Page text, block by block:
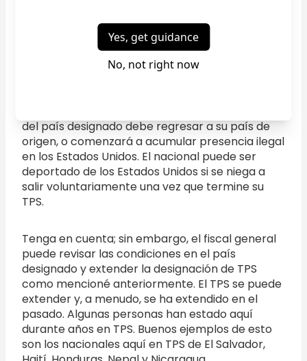
El estatus de protección temporal es un
beneficio temporal, el cual no conduce al
del país designado debe regresar a su país de
origen, o comenzará a acumular presencia ilegal
en los Estados Unidos. El nacional puede ser
deportado de los Estados Unidos si se niega a
salir voluntariamente una vez que termine su
TPS.
Tenga en cuenta; sin embargo, el fiscal general
puede revisar las condiciones en el país
designado y extender la designación de TPS
como mencioné anteriormente. El TPS se puede
extender y, a menudo, se ha extendido en el
pasado. Algunas personas han estado aquí
durante años en TPS. Buenos ejemplos de esto
son los nacionales aquí en TPS de El Salvador,